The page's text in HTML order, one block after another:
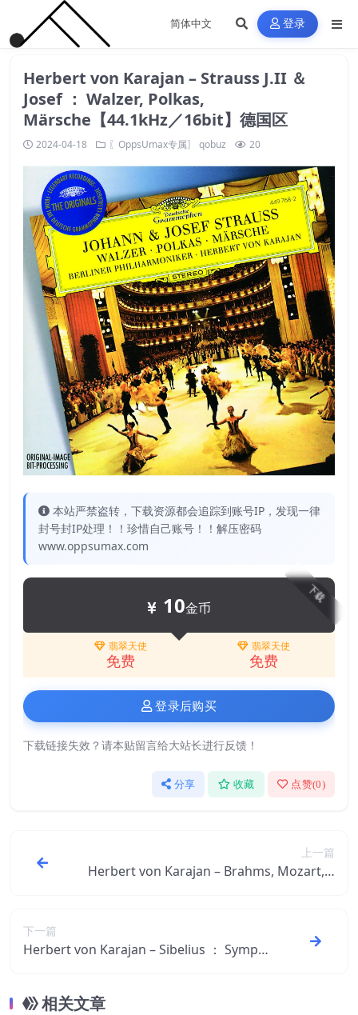
登录
Herbert von Karajan – Strauss J.II ＆
Josef ： Walzer, Polkas,
Märsche【44.1kHz／16bit】德国区
2024-04-18 〖OppsUmax专属〗 qobuz 20
本站严禁盗转，下载资源都会追踪到账号IP，发现一律
封号封IP处理！！珍惜自己账号！！解压密码
www.oppsumax.com
下载
10金币
翡翠天使
免费
翡翠天使
免费
登录后购买
下载链接失效？请本贴留言给大站长进行反馈！
分享 收藏 点赞(0)
上一篇
Herbert von Karajan – Brahms, Mozart, S
下一篇
Herbert von Karajan – Sibelius ： Symph
相关文章